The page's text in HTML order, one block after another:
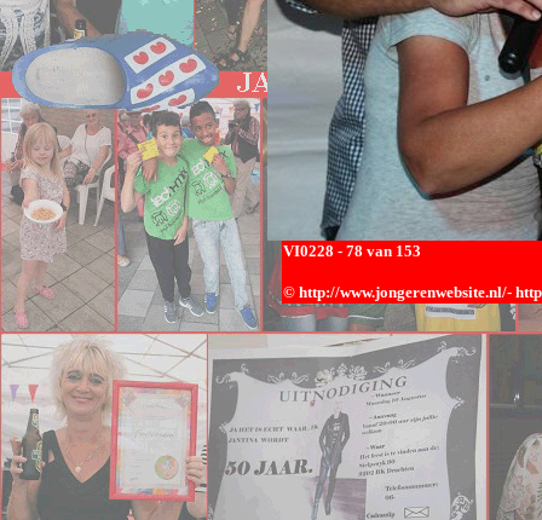
VI0228 - 78 van 153
© http://www.jongerenwebsite.nl/-